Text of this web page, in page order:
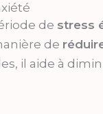
de stress
de
il aide à